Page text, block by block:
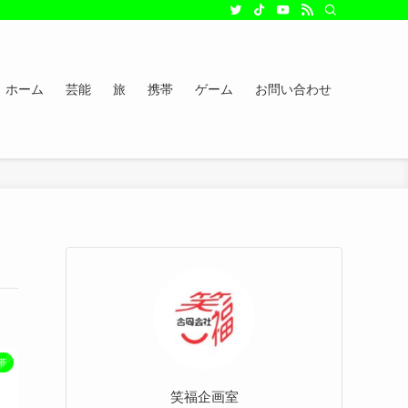
ホーム 芸能 旅 携帯 ゲーム お問い合わせ
笑福企画室